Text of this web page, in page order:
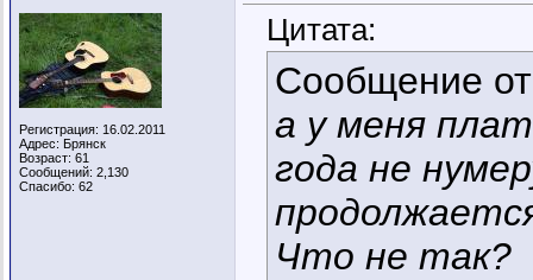
Регистрация: 16.02.2011
Адрес: Брянск
Возраст: 61
Сообщений: 2,130
Спасибо: 62
Цитата:
Сообщение
а у меня
года не
Что не так?